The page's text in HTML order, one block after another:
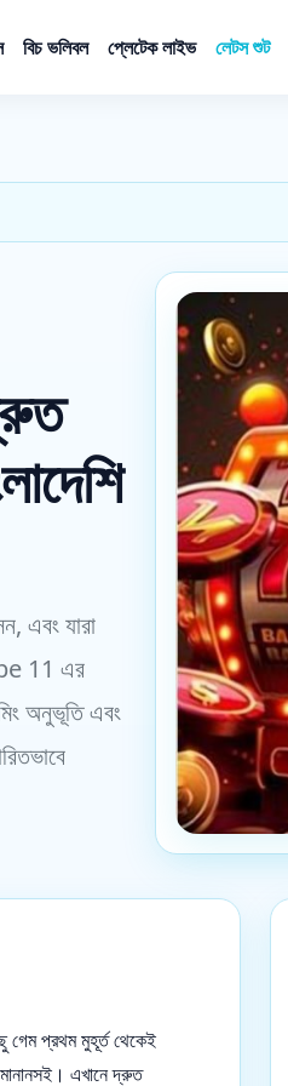
বিচ ভলিবল প্লেটেক লাইভ লেটস শুট
এবং যারা
be 11 এর
অনুভূতি এবং
গেম প্রথম মুহূর্ত থেকেই
এখানে দ্রুত